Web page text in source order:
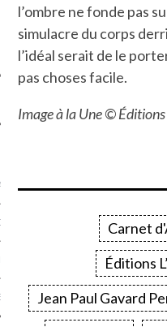
CARAVELLE
PODCAST
l’ombre ne fonde pas
simulacre du corps
l’idéal serait de le
pas choses facile.
Image à la Une © Éditions
Carnet
Éditions
Jean Paul Gavard